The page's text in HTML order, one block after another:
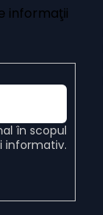
informaţii
în scopul
informativ.